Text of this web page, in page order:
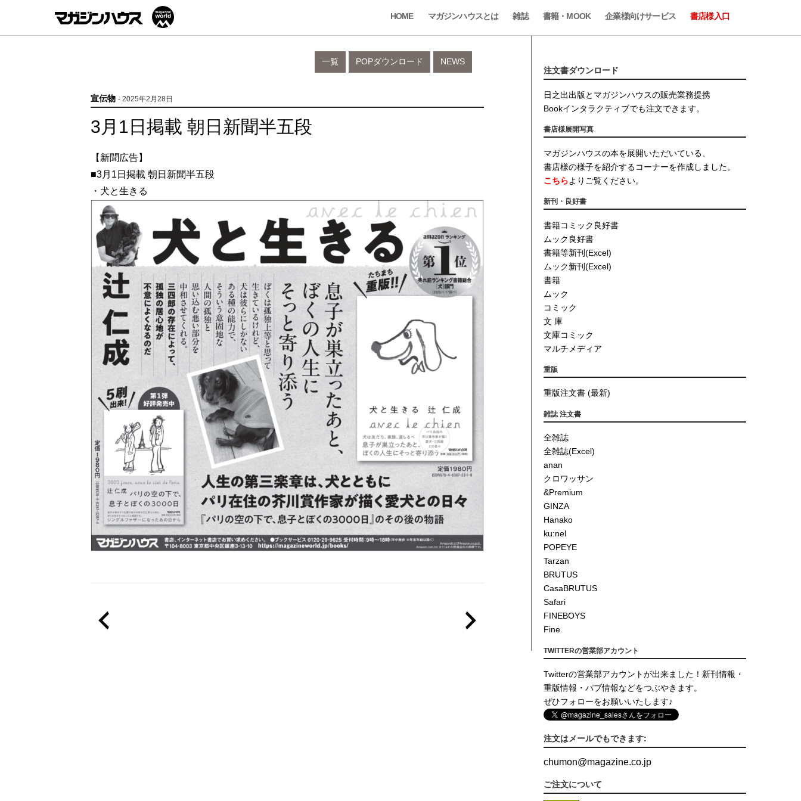
HOME マガジンハウスとは 雑誌 書籍・MOOK 企業様向けサービス 書店様入口
NEWS
POPダウンロード
一覧
宣伝物 - 2025年2月28日
3月1日掲載 朝日新聞半五段
【新聞広告】
■3月1日掲載 朝日新聞半五段
・犬と生きる
注文書ダウンロード
日之出出版とマガジンハウスの販売業務提携
Bookインタラクティブでも注文できます。
書店様展開写真
マガジンハウスの本を展開いただいている、
書店様の様子を紹介するコーナーを作成しました。
こちらよりご覧ください。
新刊・良好書
書籍コミック良好書
ムック良好書
書籍等新刊(Excel)
ムック新刊(Excel)
書籍
ムック
コミック
文 庫
文庫コミック
マルチメディア
重版
重版注文書 (最新)
雑誌 注文書
全雑誌
全雑誌(Excel)
anan
クロワッサン
&Premium
GINZA
Hanako
ku:nel
POPEYE
Tarzan
BRUTUS
CasaBRUTUS
Safari
FINEBOYS
Fine
TWITTERの営業部アカウント
Twitterの営業部アカウントが出来ました！新刊情報・
重版情報・パブ情報などをつぶやきます。
ぜひフォローをお願いいたします♪
注文はメールでもできます:
chumon@magazine.co.jp
ご注文について